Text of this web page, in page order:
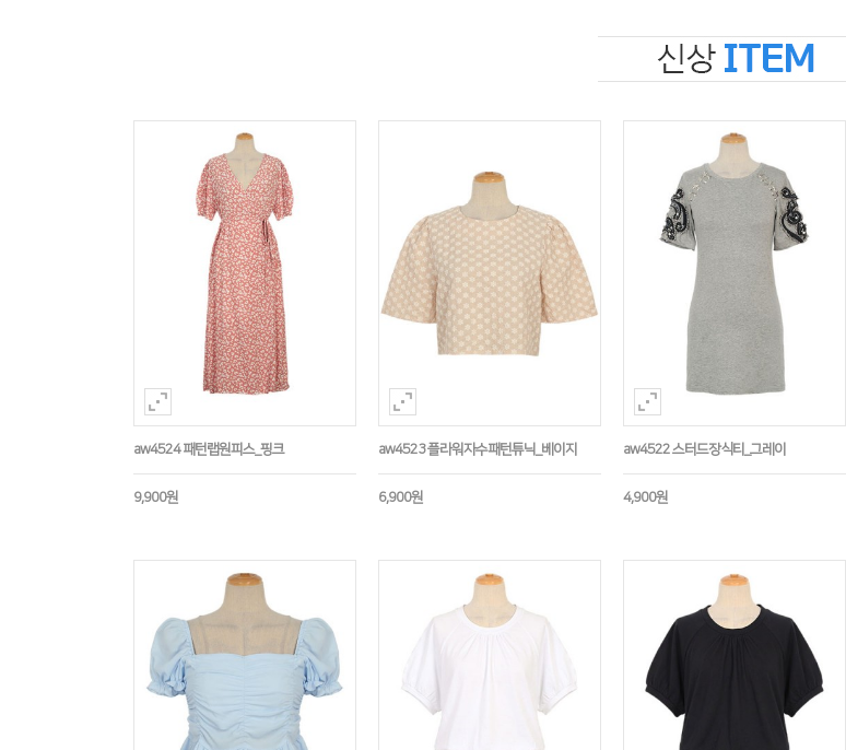
aw4524 패턴랩원피스_핑크
9,900원
aw4523 플라워자수패턴튜닉_베이지
6,900원
aw4522 스터드장식티_그레이
4,900원